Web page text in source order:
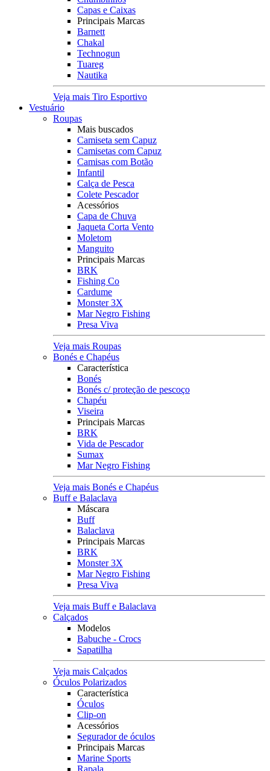
Capas e Caixas
Principais Marcas
Barnett
Chakal
Technogun
Tuareg
Nautika
Veja mais Tiro Esportivo
Vestuário
Roupas
Mais buscados
Camiseta sem Capuz
Camisetas com Capuz
Camisas com Botão
Infantil
Calça de Pesca
Colete Pescador
Acessórios
Capa de Chuva
Jaqueta Corta Vento
Moletom
Manguito
Principais Marcas
BRK
Fishing Co
Cardume
Monster 3X
Mar Negro Fishing
Presa Viva
Veja mais Roupas
Bonés e Chapéus
Característica
Bonés
Bonés c/ proteção de pescoço
Chapéu
Viseira
Principais Marcas
BRK
Vida de Pescador
Sumax
Mar Negro Fishing
Veja mais Bonés e Chapéus
Buff e Balaclava
Máscara
Buff
Balaclava
Principais Marcas
BRK
Monster 3X
Mar Negro Fishing
Presa Viva
Veja mais Buff e Balaclava
Calçados
Modelos
Babuche - Crocs
Sapatilha
Veja mais Calçados
Óculos Polarizados
Característica
Óculos
Clip-on
Acessórios
Segurador de óculos
Principais Marcas
Marine Sports
Rapala